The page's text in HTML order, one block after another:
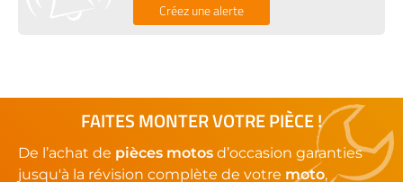
Créez une alerte
FAITES MONTER VOTRE PIÈCE !
De l’achat de pièces motos d’occasion garanties
jusqu'à la révision complète de votre moto,